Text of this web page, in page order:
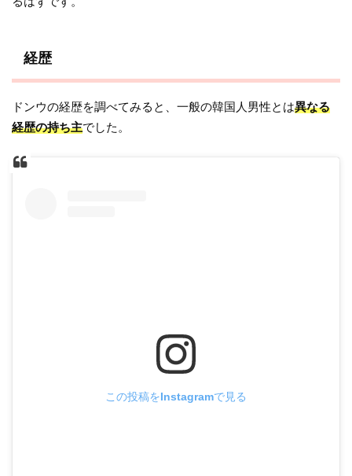
経歴
ドンウの経歴を調べてみると、一般の韓国人男性とは異なる
経歴の持ち主でした。
この投稿をInstagramで見る